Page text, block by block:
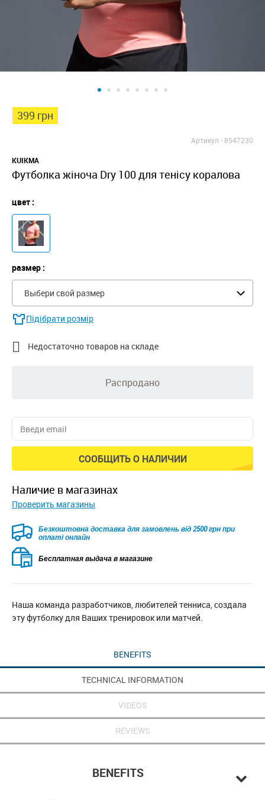
399 грн
Артикул -8547230
KUIKMA
Футболка жіноча Dry 100 для тенісу коралова
цвет :
размер :
Выбери свой размер
Підібрати розмір
 Недостаточно товаров на складе
Распродано
СООБЩИТЬ О НАЛИЧИИ
наличие в магазинах
Проверить магазины
Безкоштовна доставка для замовлень від 2500 грн при
оплаті онлайн
Бесплатная выдача в магазине
Наша команда разработчиков, любителей тенниса, создала
эту футболку для Ваших тренировок или матчей.
BENEFITS
TECHNICAL INFORMATION
VIDEOS
REVIEWS
BENEFITS